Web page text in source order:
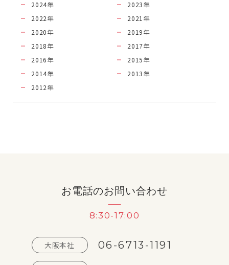
2024年 2023年
2022年 2021 年
2020年 2019年
2018年 2017年
2016年 2015年
2014年 2013年
2012年
お電話のお問い合わせ
8:30-17:00
大阪本社 06-6713-1191